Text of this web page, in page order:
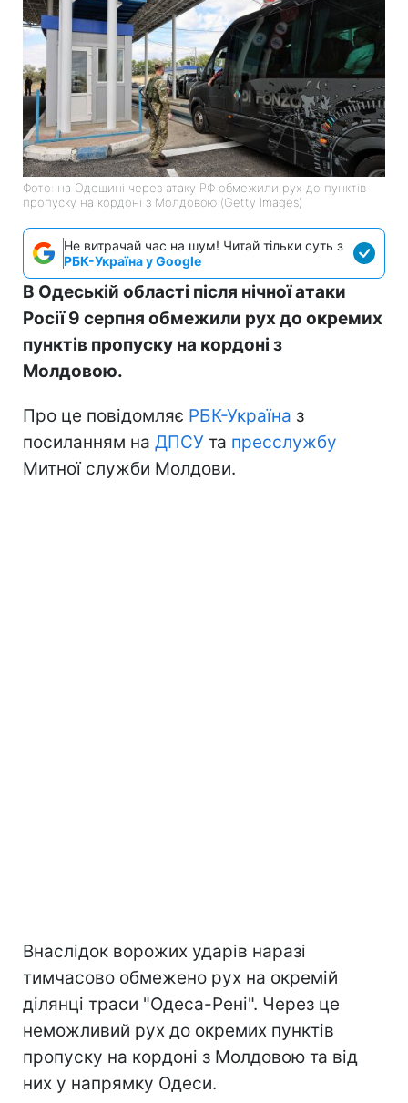
Фото: на Одещині через атаку РФ обмежили рух до пунктів
пропуску на кордоні з Молдовою (Getty Images)
Не витрачай час на шум! Читай тільки суть з
РБК-Україна у Google
В Одеській області після нічної атаки
Росії 9 серпня обмежили рух до окремих
пунктів пропуску на кордоні з
Молдовою.
Про це повідомляє РБК-Україна з
посиланням на ДПСУ та пресслужбу
Митної служби Молдови.
Внаслідок ворожих ударів наразі
тимчасово обмежено рух на окремій
ділянці траси "Одеса-Рені". Через це
неможливий рух до окремих пунктів
пропуску на кордоні з Молдовою та від
них у напрямку Одеси.